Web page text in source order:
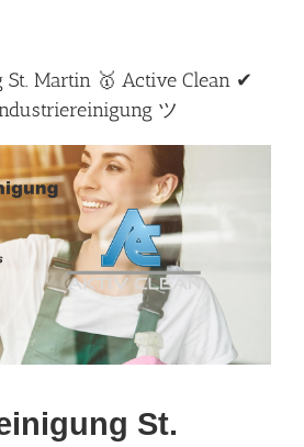
St. Martin 🥇 Active Clean ✔
ツ
St.